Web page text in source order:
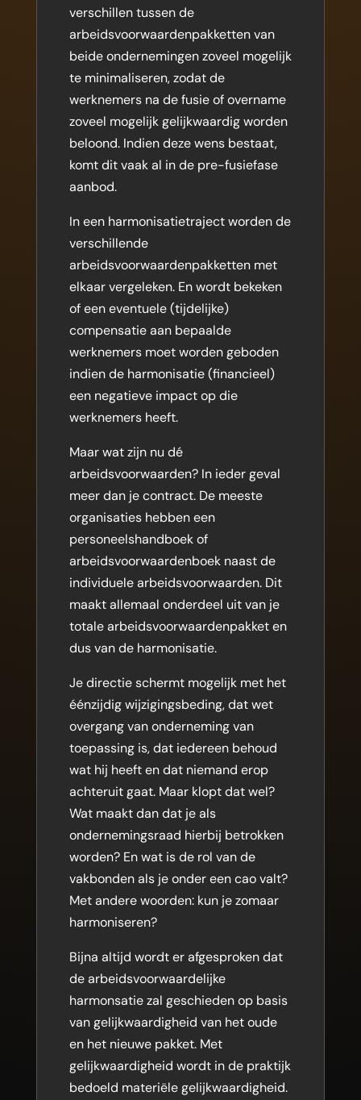
verschillen tussen de
arbeidsvoorwaardenpakketten van
beide ondernemingen zoveel mogelijk
te minimaliseren, zodat de
werknemers na de fusie of overname
zoveel mogelijk gelijkwaardig worden
beloond. Indien deze wens bestaat,
komt dit vaak al in de pre-fusiefase
aanbod.
In een harmonisatietraject worden de
verschillende
arbeidsvoorwaardenpakketten met
elkaar vergeleken. En wordt bekeken
of een eventuele (tijdelijke)
compensatie aan bepaalde
werknemers moet worden geboden
indien de harmonisatie (financieel)
een negatieve impact op die
werknemers heeft.
Maar wat zijn nu dé
arbeidsvoorwaarden? In ieder geval
meer dan je contract. De meeste
organisaties hebben een
personeelshandboek of
arbeidsvoorwaardenboek naast de
individuele arbeidsvoorwaarden. Dit
maakt allemaal onderdeel uit van je
totale arbeidsvoorwaardenpakket en
dus van de harmonisatie.
Je directie schermt mogelijk met het
éénzijdig wijzigingsbeding, dat wet
overgang van onderneming van
toepassing is, dat iedereen behoud
wat hij heeft en dat niemand erop
achteruit gaat. Maar klopt dat wel?
Wat maakt dan dat je als
ondernemingsraad hierbij betrokken
worden? En wat is de rol van de
vakbonden als je onder een cao valt?
Met andere woorden: kun je zomaar
harmoniseren?
Bijna altijd wordt er afgesproken dat
de arbeidsvoorwaardelijke
harmonsatie zal geschieden op basis
van gelijkwaardigheid van het oude
en het nieuwe pakket. Met
gelijkwaardigheid wordt in de praktijk
bedoeld materiële gelijkwaardigheid.